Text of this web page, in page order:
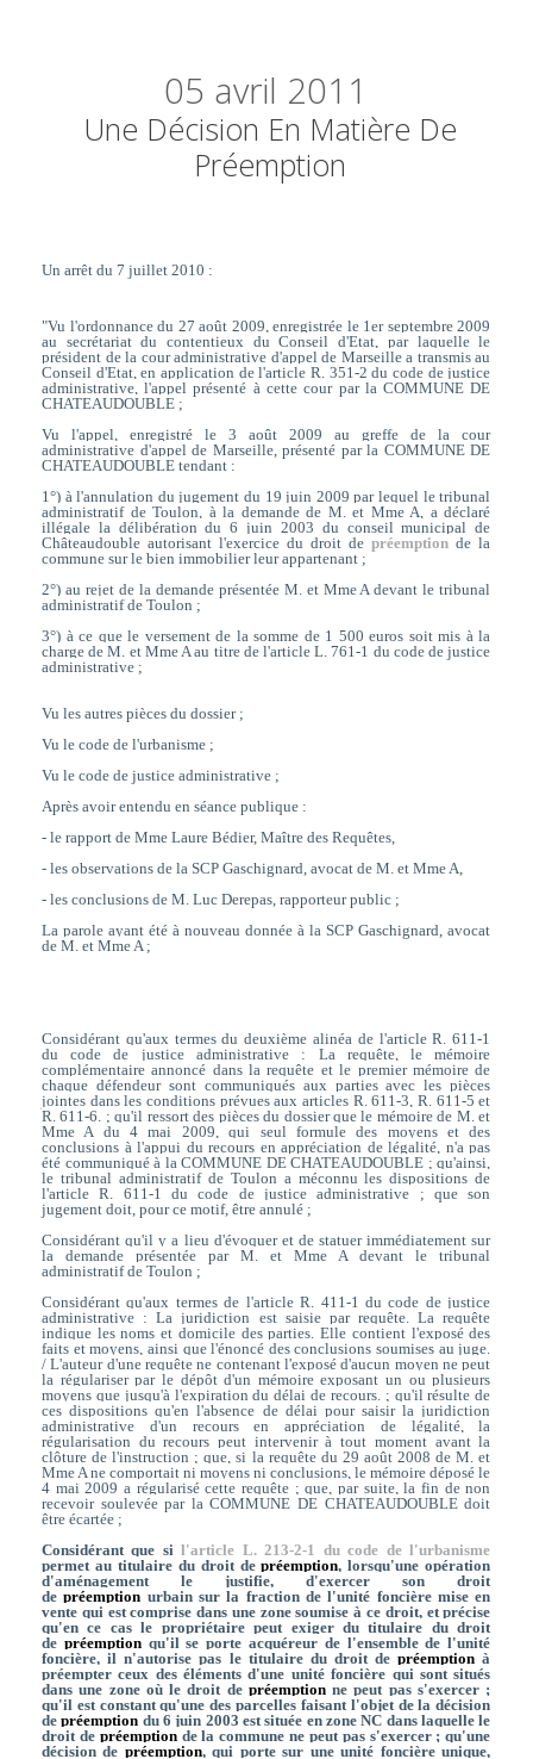
05 avril 2011
Une Décision En Matière De
Préemption
Un arrêt du 7 juillet 2010 :
"Vu l'ordonnance du 27 août 2009, enregistrée le 1er septembre 2009
au secrétariat du contentieux du Conseil d'Etat, par laquelle le
président de la cour administrative d'appel de Marseille a transmis au
Conseil d'Etat, en application de l'article R. 351-2 du code de justice
administrative, l'appel présenté à cette cour par la COMMUNE DE
CHATEAUDOUBLE ;
Vu l'appel, enregistré le 3 août 2009 au greffe de la cour
administrative d'appel de Marseille, présenté par la COMMUNE DE
CHATEAUDOUBLE tendant :
1°) à l'annulation du jugement du 19 juin 2009 par lequel le tribunal
administratif de Toulon, à la demande de M. et Mme A, a déclaré
illégale la délibération du 6 juin 2003 du conseil municipal de
Châteaudouble autorisant l'exercice du droit depréemption de la
commune sur le bien immobilier leur appartenant ;
2°) au rejet de la demande présentée M. et Mme A devant le tribunal
administratif de Toulon ;
3°) à ce que le versement de la somme de 1 500 euros soit mis à la
charge de M. et Mme A au titre de l'article L. 761-1 du code de justice
administrative ;
Vu les autres pièces du dossier ;
Vu le code de l'urbanisme ;
Vu le code de justice administrative ;
Après avoir entendu en séance publique :
- le rapport de Mme Laure Bédier, Maître des Requêtes,
- les observations de la SCP Gaschignard, avocat de M. et Mme A,
- les conclusions de M. Luc Derepas, rapporteur public ;
La parole ayant été à nouveau donnée à la SCP Gaschignard, avocat
de M. et Mme A ;
Considérant qu'aux termes du deuxième alinéa de l'article R. 611-1
du code de justice administrative : La requête, le mémoire
complémentaire annoncé dans la requête et le premier mémoire de
chaque défendeur sont communiqués aux parties avec les pièces
jointes dans les conditions prévues aux articles R. 611-3, R. 611-5 et
R. 611-6. ; qu'il ressort des pièces du dossier que le mémoire de M. et
Mme A du 4 mai 2009, qui seul formule des moyens et des
conclusions à l'appui du recours en appréciation de légalité, n'a pas
été communiqué à la COMMUNE DE CHATEAUDOUBLE ; qu'ainsi,
le tribunal administratif de Toulon a méconnu les dispositions de
l'article R. 611-1 du code de justice administrative ; que son
jugement doit, pour ce motif, être annulé ;
Considérant qu'il y a lieu d'évoquer et de statuer immédiatement sur
la demande présentée par M. et Mme A devant le tribunal
administratif de Toulon ;
Considérant qu'aux termes de l'article R. 411-1 du code de justice
administrative : La juridiction est saisie par requête. La requête
indique les noms et domicile des parties. Elle contient l'exposé des
faits et moyens, ainsi que l'énoncé des conclusions soumises au juge.
/ L'auteur d'une requête ne contenant l'exposé d'aucun moyen ne peut
la régulariser par le dépôt d'un mémoire exposant un ou plusieurs
moyens que jusqu'à l'expiration du délai de recours. ; qu'il résulte de
ces dispositions qu'en l'absence de délai pour saisir la juridiction
administrative d'un recours en appréciation de légalité, la
régularisation du recours peut intervenir à tout moment avant la
clôture de l'instruction ; que, si la requête du 29 août 2008 de M. et
Mme A ne comportait ni moyens ni conclusions, le mémoire déposé le
4 mai 2009 a régularisé cette requête ; que, par suite, la fin de non
recevoir soulevée par la COMMUNE DE CHATEAUDOUBLE doit
être écartée ;
Considérant que sil'article L. 213-2-1 du code de l'urbanisme
permet au titulaire du droit depréemption, lorsqu'une opération
d'aménagement le justifie, d'exercer son droit
depréemption urbain sur la fraction de l'unité foncière mise en
vente qui est comprise dans une zone soumise à ce droit, et précise
qu'en ce cas le propriétaire peut exiger du titulaire du droit
de préemptionqu'il se porte acquéreur de l'ensemble de l'unité
foncière, il n'autorise pas le titulaire du droit depréemption à
préempter ceux des éléments d'une unité foncière qui sont situés
dans une zone où le droit de préemptionne peut pas s'exercer ;
qu'il est constant qu'une des parcelles faisant l'objet de la décision
depréemption du 6 juin 2003 est située en zone NC dans laquelle le
droit de préemptionde la commune ne peut pas s'exercer ; qu'une
décision de préemption, qui porte sur une unité foncière unique,